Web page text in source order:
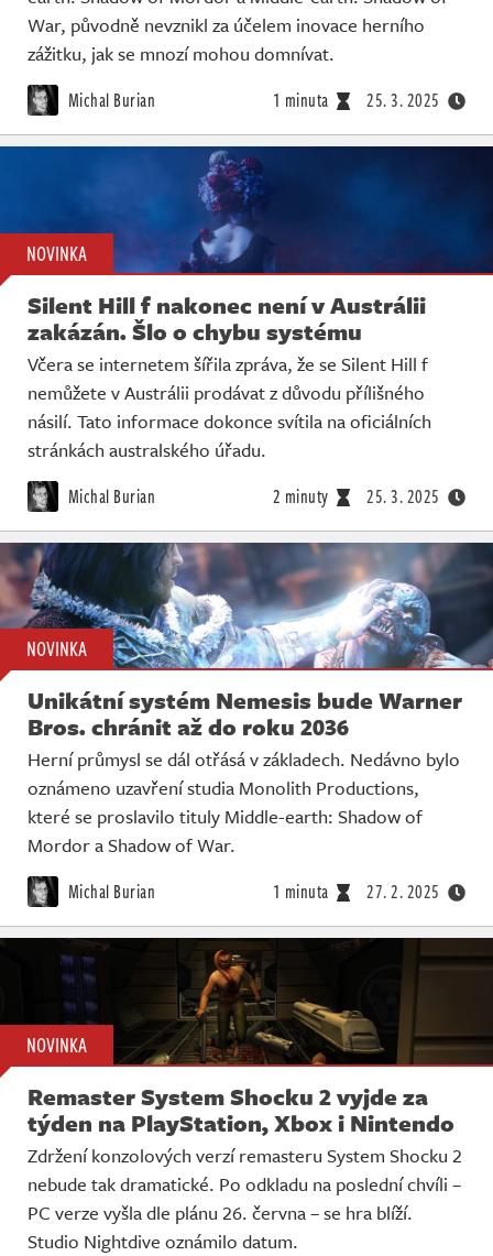
War, původně nevznikl za účelem inovace herního
zážitku, jak se mnozí mohou domnívat.
Michal Burian 1 minuta 25. 3. 2025
NOVINKA
Silent Hill f nakonec není v Austrálii
zakázán. Šlo o chybu systému
Včera se internetem šířila zpráva, že se Silent Hill f
nemůžete v Austrálii prodávat z důvodu přílišného
násilí. Tato informace dokonce svítila na oficiálních
stránkách australského úřadu.
Michal Burian 2 minuty 25. 3. 2025
NOVINKA
Unikátní systém Nemesis bude Warner
Bros. chránit až do roku 2036
Herní průmysl se dál otřásá v základech. Nedávno bylo
oznámeno uzavření studia Monolith Productions,
které se proslavilo tituly Middle-earth: Shadow of
Mordor a Shadow of War.
Michal Burian 1 minuta 27. 2. 2025
NOVINKA
Remaster System Shocku 2 vyjde za
týden na PlayStation, Xbox i Nintendo
Zdržení konzolových verzí remasteru System Shocku 2
nebude tak dramatické. Po odkladu na poslední chvíli –
PC verze vyšla dle plánu 26. června – se hra blíží.
Studio Nightdive oznámilo datum.